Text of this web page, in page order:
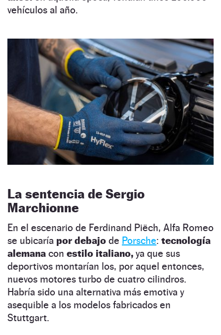
vehículos al año.
La sentencia de Sergio
Marchionne
En el escenario de Ferdinand Piëch, Alfa Romeo
se ubicaría por debajo de Porsche: tecnología
alemana con estilo italiano, ya que sus
deportivos montarían los, por aquel entonces,
nuevos motores turbo de cuatro cilindros.
Habría sido una alternativa más emotiva y
asequible a los modelos fabricados en
Stuttgart.